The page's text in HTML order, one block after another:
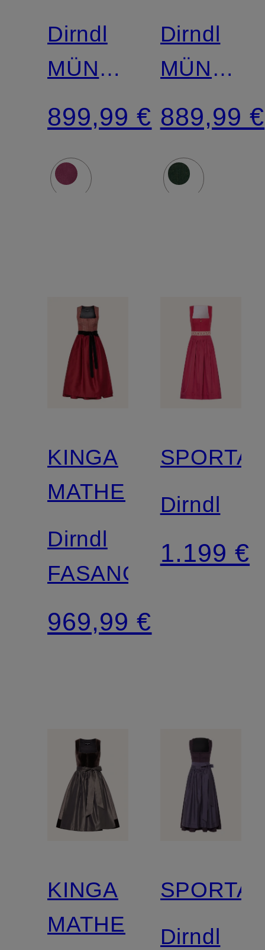
Dirndl
MÜNCHEN
mit
Leinen
899,99 €
Dirndl
mit
Leinen
889,99 €
KINGA
MATHE
Dirndl
FASANO
969,99 €
Dirndl
1.199 €
KINGA
MATHE
Dirndl